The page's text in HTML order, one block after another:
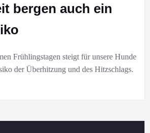
bergen auch ein
Frühlingstagen steigt für unsere Hunde
der Überhitzung und des Hitzschlags.